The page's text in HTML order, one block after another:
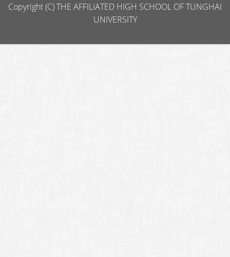
Copyright (C) THE AFFILIATED HIGH SCHOOL OF TUNGHAI
UNIVERSITY